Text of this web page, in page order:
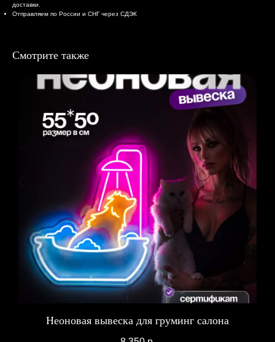
доставки.
Отправляем по России и СНГ через СДЭК
Смотрите также
Неоновая вывеска для груминг салона